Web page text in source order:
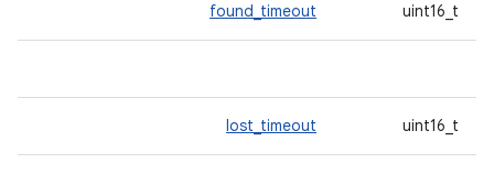
uint16_t
found_timeout
uint16_t
lost_timeout